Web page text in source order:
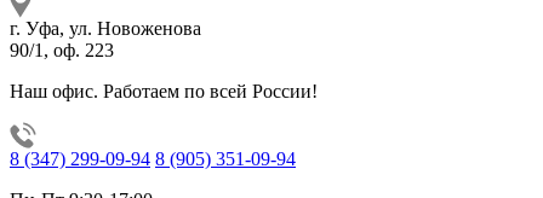
г. Уфа, ул. Новоженова
90/1, оф. 223
Наш офис. Работаем по всей России!
8 (347) 299-09-94 8 (905) 351-09-94